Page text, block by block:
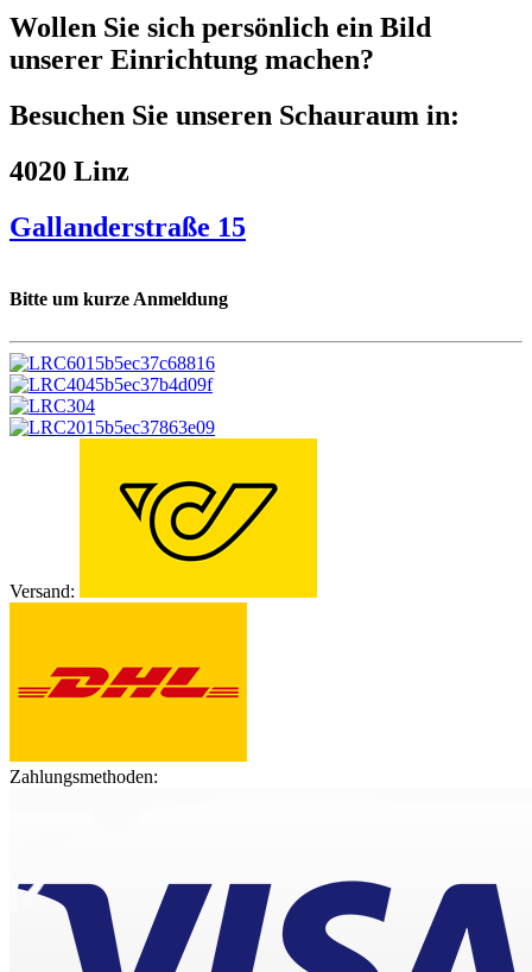
Wollen Sie sich persönlich ein Bild
unserer Einrichtung machen?
Besuchen Sie unseren Schauraum in:
4020 Linz
Gallanderstraße 15
Bitte um kurze Anmeldung
Versand:
Zahlungsmethoden: